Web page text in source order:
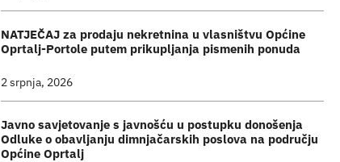
NATJEČAJ za prodaju nekretnina u vlasništvu Općine
Oprtalj-Portole putem prikupljanja pismenih ponuda
2 srpnja, 2026
Javno savjetovanje s javnošću u postupku donošenja
Odluke o obavljanju dimnjačarskih poslova na području
Općine Oprtalj